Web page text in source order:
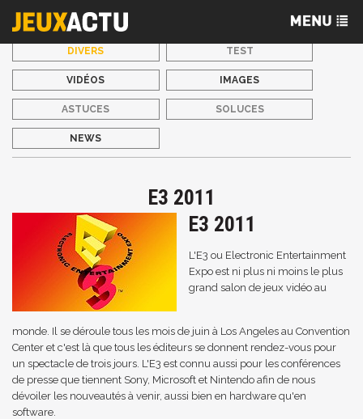
DIVERS TEST
VIDÉOS IMAGES
ASTUCES SOLUCES
NEWS
E3 2011
E3 2011
L'E3 ou Electronic Entertainment
Expo est ni plus ni moins le plus
grand salon de jeux vidéo au
monde. Il se déroule tous les mois de juin à Los Angeles au Convention
Center et c'est là que tous les éditeurs se donnent rendez-vous pour
un spectacle de trois jours. L'E3 est connu aussi pour les conférences
de presse que tiennent Sony, Microsoft et Nintendo afin de nous
dévoiler les nouveautés à venir, aussi bien en hardware qu'en
software.